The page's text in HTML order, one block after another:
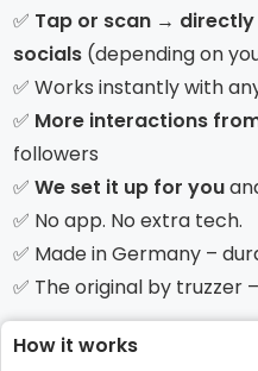
✅ Tap or scan →
socials(depending on
✅ Works instantly with
✅ More interactions
followers
✅ We set it up for you
✅ No app. No extra tech.
✅ Made in Germany –
✅ The original by
How it works